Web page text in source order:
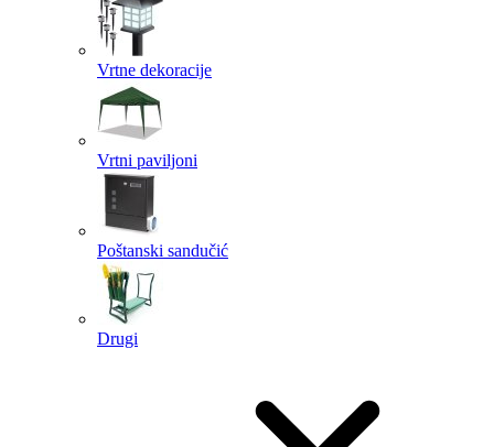
Vrtne dekoracije
Vrtni paviljoni
Poštanski sandučić
Drugi